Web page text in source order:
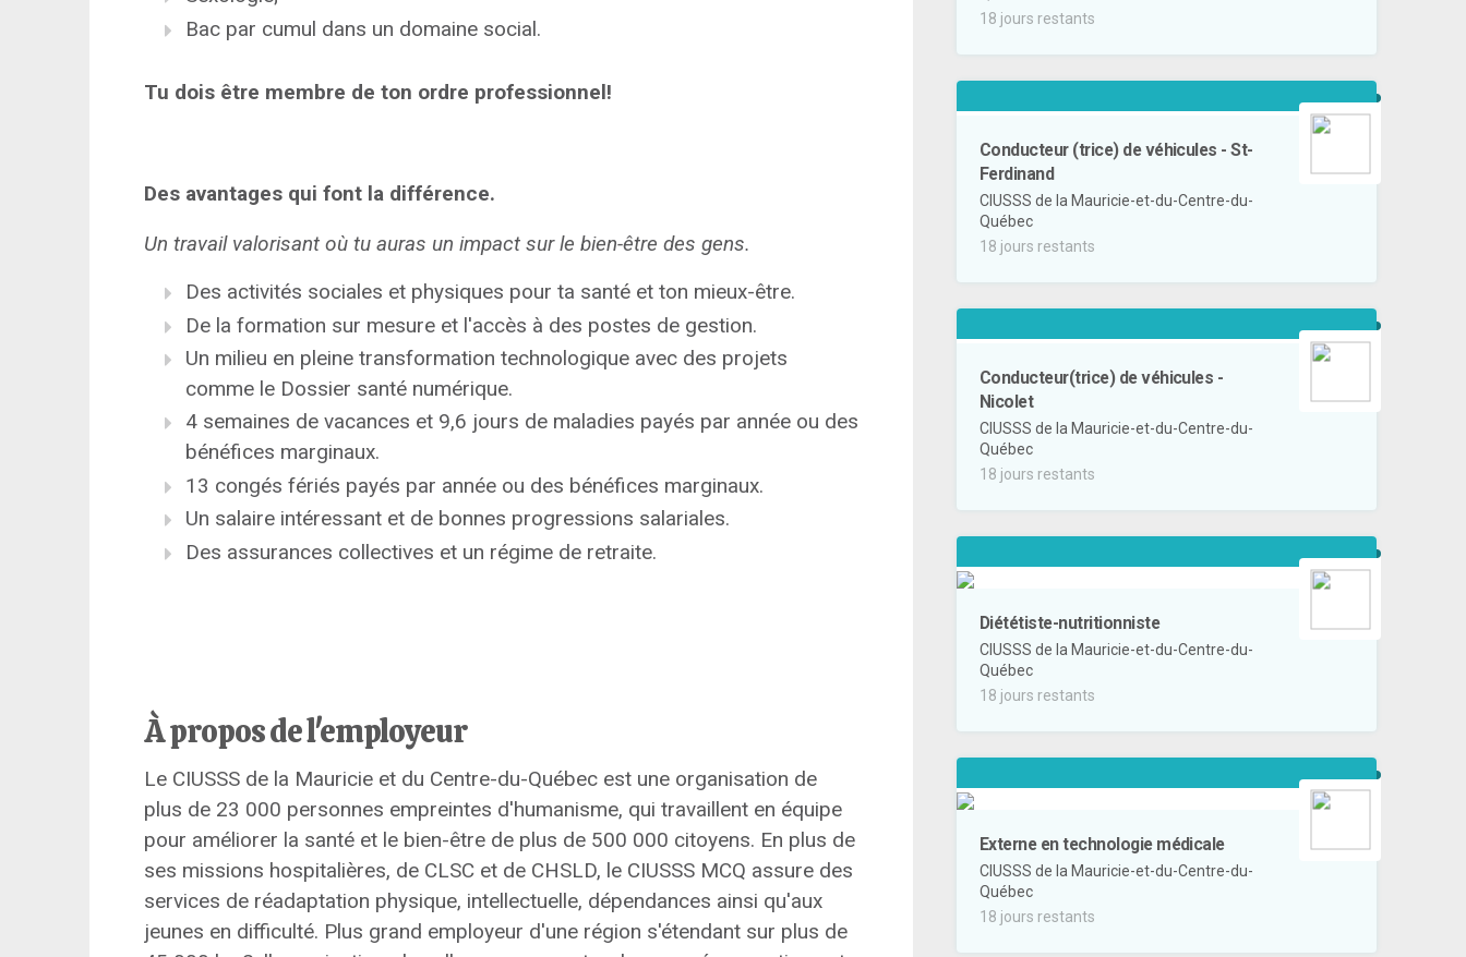
Bac par cumul dans un domaine social.
Tu dois être membre de ton ordre professionnel!
Des avantages qui font la différence.
Un travail valorisant où tu auras un impact sur le bien-être des gens.
Des activités sociales et physiques pour ta santé et ton mieux-être.
De la formation sur mesure et l'accès à des postes de gestion.
Un milieu en pleine transformation technologique avec des projets
comme le Dossier santé numérique.
4 semaines de vacances et 9,6 jours de maladies payés par année ou des
bénéfices marginaux.
13 congés fériés payés par année ou des bénéfices marginaux.
Un salaire intéressant et de bonnes progressions salariales.
Des assurances collectives et un régime de retraite.
À propos de l'employeur
Le CIUSSS de la Mauricie et du Centre-du-Québec est une organisation de
plus de 23 000 personnes empreintes d'humanisme, qui travaillent en équipe
pour améliorer la santé et le bien-être de plus de 500 000 citoyens. En plus de
ses missions hospitalières, de CLSC et de CHSLD, le CIUSSS MCQ assure des
services de réadaptation physique, intellectuelle, dépendances ainsi qu'aux
jeunes en difficulté. Plus grand employeur d'une région s'étendant sur plus de
18 jours restants
Conducteur (trice) de véhicules - St-
Ferdinand
CIUSSS de la Mauricie-et-du-Centre-du-
Québec
18 jours restants
Conducteur(trice) de véhicules -
Nicolet
CIUSSS de la Mauricie-et-du-Centre-du-
Québec
18 jours restants
Diététiste-nutritionniste
CIUSSS de la Mauricie-et-du-Centre-du-
Québec
18 jours restants
Externe en technologie médicale
CIUSSS de la Mauricie-et-du-Centre-du-
Québec
18 jours restants